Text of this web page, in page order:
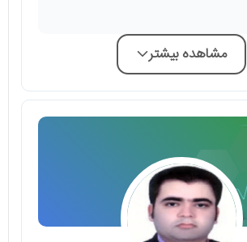
مشاهده بیشتر